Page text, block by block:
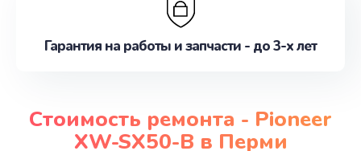
Гарантия на работы и запчасти - до 3-х лет
Стоимость ремонта - Pioneer
XW-SX50-B в Перми